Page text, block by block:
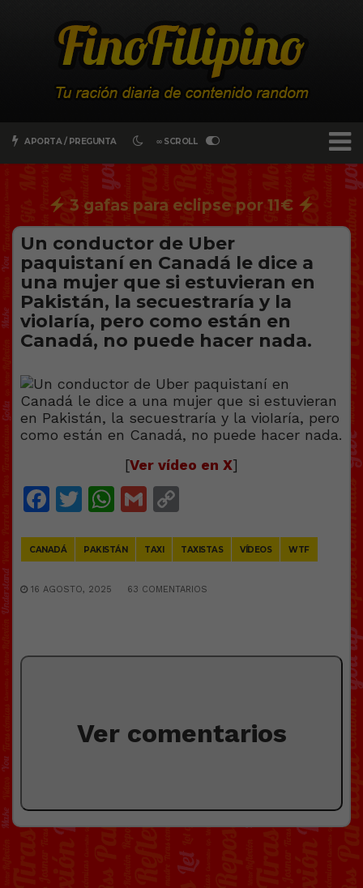
APORTA / PREGUNTA ∞ SCROLL
3 gafas para eclipse por 11€
Un conductor de Uber
paquistaní en Canadá le dice a
una mujer que si estuvieran en
Pakistán, la secuestraría y la
vioIaría, pero como están en
Canadá, no puede hacer nada.
[Ver vídeo en X]
Facebook
Twitter
WhatsApp
Gmail
CANADÁ PAKISTÁN TAXI TAXISTAS VÍDEOS WTF
16 AGOSTO, 2025 63 COMENTARIOS
Ver comentarios